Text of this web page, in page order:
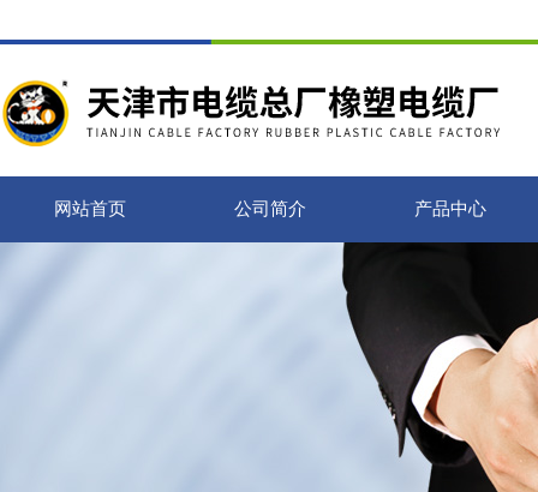
网站首页 公司简介 产品中心